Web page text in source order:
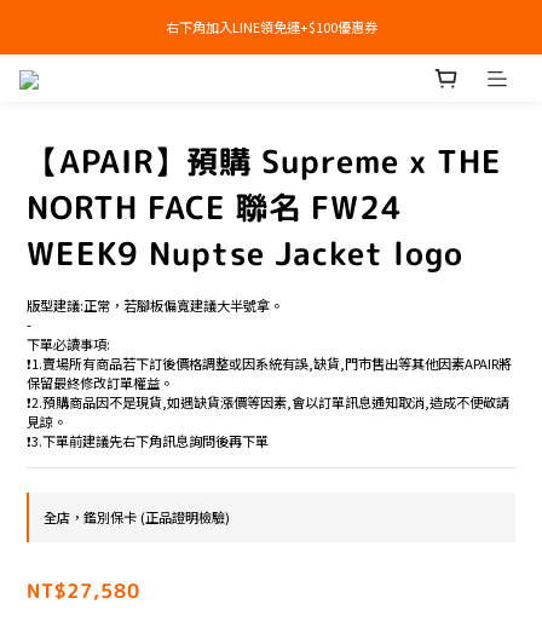
右下角加入LINE領免運+$100優惠券
右下角加入LINE領免運+$100優惠券
即日起，預購商品可提供部分訂金後尾款貨到付款(需協助請洽官line:@apair)
【APAIR】預購 Supreme x THE
NORTH FACE 聯名 FW24
WEEK9 Nuptse Jacket logo
版型建議:正常，若腳板偏寬建議大半號拿。
-
下單必讀事項:
❗️1.賣場所有商品若下訂後價格調整或因系統有誤,缺貨,門市售出等其他因素APAIR將
保留最終修改訂單權益。
❗️2.預購商品因不是現貨,如遇缺貨漲價等因素,會以訂單訊息通知取消,造成不便敬請
見諒。
❗️3.下單前建議先右下角訊息詢問後再下單
全店，鑑別保卡 (正品證明檢驗)
NT$27,580